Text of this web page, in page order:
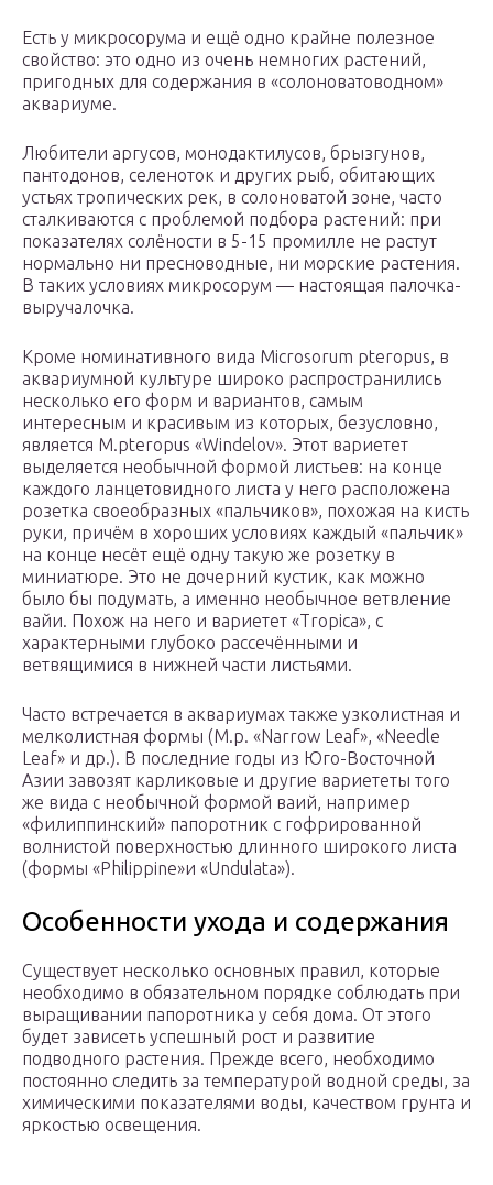
Есть у микросорума и ещё одно крайне полезное
свойство: это одно из очень немногих растений,
пригодных для содержания в «солоноватоводном»
аквариуме.
Любители аргусов, монодактилусов, брызгунов,
пантодонов, селеноток и других рыб, обитающих
устьях тропических рек, в солоноватой зоне, часто
сталкиваются с проблемой подбора растений: при
показателях солёности в 5-15 промилле не растут
нормально ни пресноводные, ни морские растения.
В таких условиях микросорум — настоящая палочка-
выручалочка.
Кроме номинативного вида Microsorum pteropus, в
аквариумной культуре широко распространились
несколько его форм и вариантов, самым
интересным и красивым из которых, безусловно,
является M.pteropus «Windelov». Этот вариетет
выделяется необычной формой листьев: на конце
каждого ланцетовидного листа у него расположена
розетка своеобразных «пальчиков», похожая на кисть
руки, причём в хороших условиях каждый «пальчик»
на конце несёт ещё одну такую же розетку в
миниатюре. Это не дочерний кустик, как можно
было бы подумать, а именно необычное ветвление
вайи. Похож на него и вариетет «Tropica», с
характерными глубоко рассечёнными и
ветвящимися в нижней части листьями.
Часто встречается в аквариумах также узколистная и
мелколистная формы (M.p. «Narrow Leaf», «Needle
Leaf» и др.). В последние годы из Юго-Восточной
Азии завозят карликовые и другие вариететы того
же вида с необычной формой ваий, например
«филиппинский» папоротник с гофрированной
волнистой поверхностью длинного широкого листа
(формы «Philippine»и «Undulata»).
Особенности ухода и содержания
Существует несколько основных правил, которые
необходимо в обязательном порядке соблюдать при
выращивании папоротника у себя дома. От этого
будет зависеть успешный рост и развитие
подводного растения. Прежде всего, необходимо
постоянно следить за температурой водной среды, за
химическими показателями воды, качеством грунта и
яркостью освещения.